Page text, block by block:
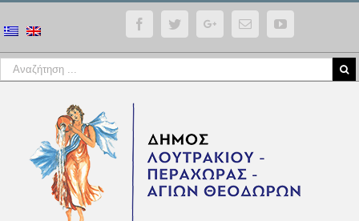
FacebookTwitterGoogle+Email YouTube